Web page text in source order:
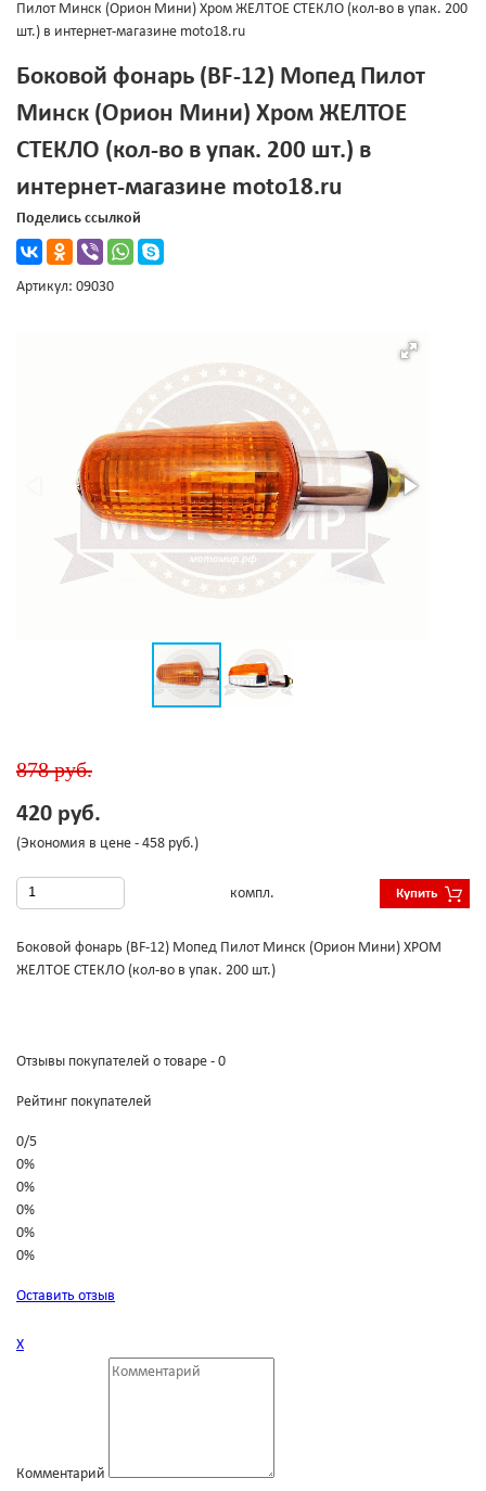
Пилот Минск (Орион Мини) Хром ЖЕЛТОЕ СТЕКЛО (кол-во в упак. 200
шт.) в интернет-магазине moto18.ru
Боковой фонарь (BF-12) Мопед Пилот
Минск (Орион Мини) Хром ЖЕЛТОЕ
СТЕКЛО (кол-во в упак. 200 шт.) в
интернет-магазине moto18.ru
Поделись ссылкой
Артикул: 09030
878 руб.
420 руб.
(Экономия в цене - 458 руб.)
компл. Купить
Боковой фонарь (BF-12) Мопед Пилот Минск (Орион Мини) ХРОМ
ЖЕЛТОЕ СТЕКЛО (кол-во в упак. 200 шт.)
Отзывы покупателей о товаре - 0
Рейтинг покупателей
0/5
0%
0%
0%
0%
0%
Оставить отзыв
Х
Комментарий